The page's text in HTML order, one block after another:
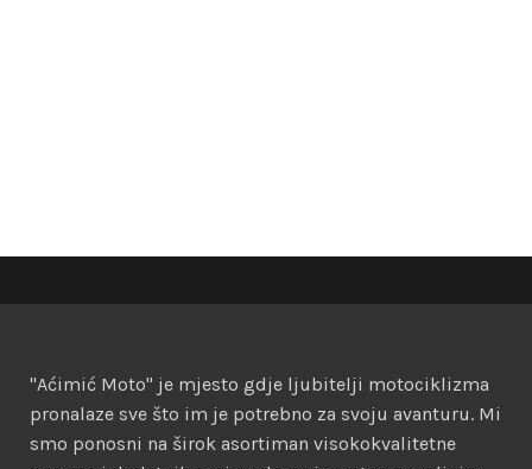
"Aćimić Moto" je mjesto gdje ljubitelji motociklizma
pronalaze sve što im je potrebno za svoju avanturu. Mi
smo ponosni na širok asortiman visokokvalitetne